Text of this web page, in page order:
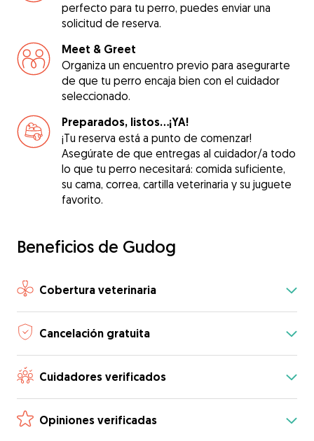
perfecto para tu perro, puedes enviar una
solicitud de reserva.
Meet & Greet
Organiza un encuentro previo para asegurarte
de que tu perro encaja bien con el cuidador
seleccionado.
Preparados, listos...¡YA!
¡Tu reserva está a punto de comenzar!
Asegúrate de que entregas al cuidador/a todo
lo que tu perro necesitará: comida suficiente,
su cama, correa, cartilla veterinaria y su juguete
favorito.
Beneficios de Gudog
Cobertura veterinaria
Cancelación gratuita
Cuidadores verificados
Opiniones verificadas